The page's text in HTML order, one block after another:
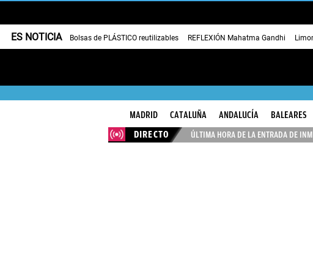
ES NOTICIA Bolsas de PLÁSTICO reutilizables REFLEXIÓN Mahatma Gandhi
MADRID CATALUÑA ANDALUCÍA BALEARES
DIRECTO
ÚLTIMA HORA DE LA ENTRADA DE